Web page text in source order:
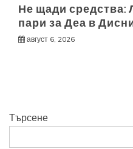
Не щади средства:
пари за Деа в
август 6, 2026
Търсене